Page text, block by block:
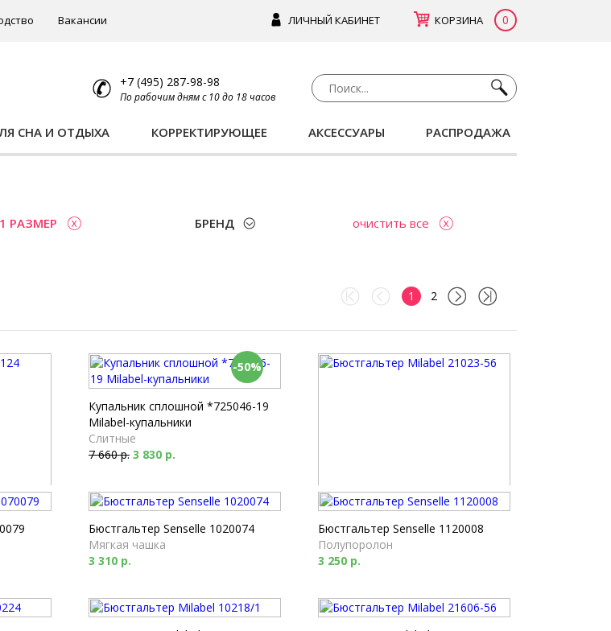
ЛИЧНЫЙ КАБИНЕТ КОРЗИНА 0
Вакансии
+7 (495) 287-98-98
По рабочим дням с 10 до 18 часов
СНА И ОТДЫХА КОРРЕКТИРУЮЩЕЕ АКСЕССУАРЫ РАСПРОДАЖА
1 РАЗМЕР БРЕНД очистить все
1 2
-50%
Купальник сплошной *725046-19
Milabel-купальники
Слитные
7 660 р. 3 830 р.
Бюстгальтер Milabel 21023-56
Полупоролон
3 520 р.
Бюстгальтер Senselle 1020074
Мягкая чашка
3 310 р.
Бюстгальтер Senselle 1120008
Полупоролон
3 250 р.